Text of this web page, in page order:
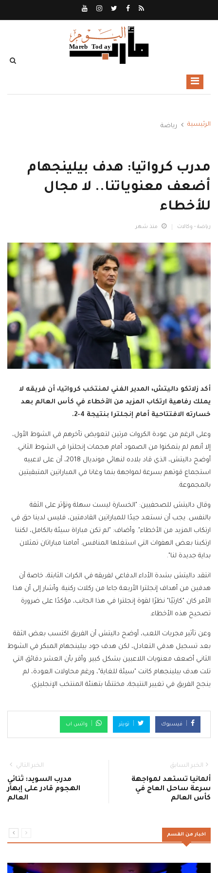
الرئيسية رياضة
مدرب كرواتيا: هدف بيلينجهام
أضعف معنوياتنا.. لا مجال
للأخطاء
رياضة - وكالات منذ شهر
أكد زلاتكو داليتش، المدير الفني لمنتخب كرواتيا، أن فريقه لا
يملك رفاهية ارتكاب المزيد من الأخطاء في كأس العالم بعد
خسارته الافتتاحية أمام إنجلترا بنتيجة 4-2.
وعلى الرغم من عودة الكروات مرتين لتعويض تأخرهم في الشوط الأول،
إلا أنهم لم يتمكنوا من الصمود أمام هجمات إنجلترا في الشوط الثاني.
أوضح داليتش، الذي قاد بلاده لنهائي مونديال 2018، أن على لاعبيه
استجماع قوتهم بسرعة لمواجهة بنما وغانا في المباراتين المتبقيتين
بالمجموعة.
وقال داليتش للصحفيين: "الخسارة ليست سهلة وتؤثر على الثقة
بالنفس. يجب أن نستعد جيدًا للمباراتين القادمتين، فليس لدينا حق في
ارتكاب المزيد من الأخطاء". وأضاف: "لم تكن مباراة سيئة بالكامل، لكننا
ارتكبنا بعض الهفوات التي استغلها المنافس. أمامنا مباراتان تمثلان
بداية جديدة لنا".
انتقد داليتش بشدة الأداء الدفاعي لفريقه في الكرات الثابتة، خاصة أن
هدفين من أهداف إنجلترا الأربعة جاءا من ركلات ركنية. وأشار إلى أن هذا
الأمر كان "كارثيًا" نظرًا لقوة إنجلترا في هذا الجانب، مؤكدًا على ضرورة
تصحيح هذه الأخطاء.
وعن تأثير مجريات اللعب، أوضح داليتش أن الفريق اكتسب بعض الثقة
بعد تسجيل هدفي التعادل، لكن هدف جود بيلينجهام المبكر في الشوط
الثاني أضعف معنويات اللاعبين بشكل كبير. وأقر بأن العشر دقائق التي
تلت هدف بيلينجهام كانت "سيئة للغاية"، ورغم محاولات العودة، لم
ينجح الفريق في تغيير النتيجة، مختتمًا بتهنئة المنتخب الإنجليزي.
فيسبوك تويتر واتس اب
الخبر السابق
ألمانيا تستعد لمواجهة
سرعة ساحل العاج في
كأس العالم
الخبر التالي
مدرب السويد: ثنائي
الهجوم قادر على إبهار
العالم
اخبار من القسم